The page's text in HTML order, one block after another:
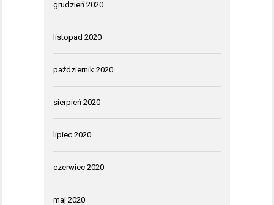
grudzień 2020
listopad 2020
październik 2020
sierpień 2020
lipiec 2020
czerwiec 2020
maj 2020